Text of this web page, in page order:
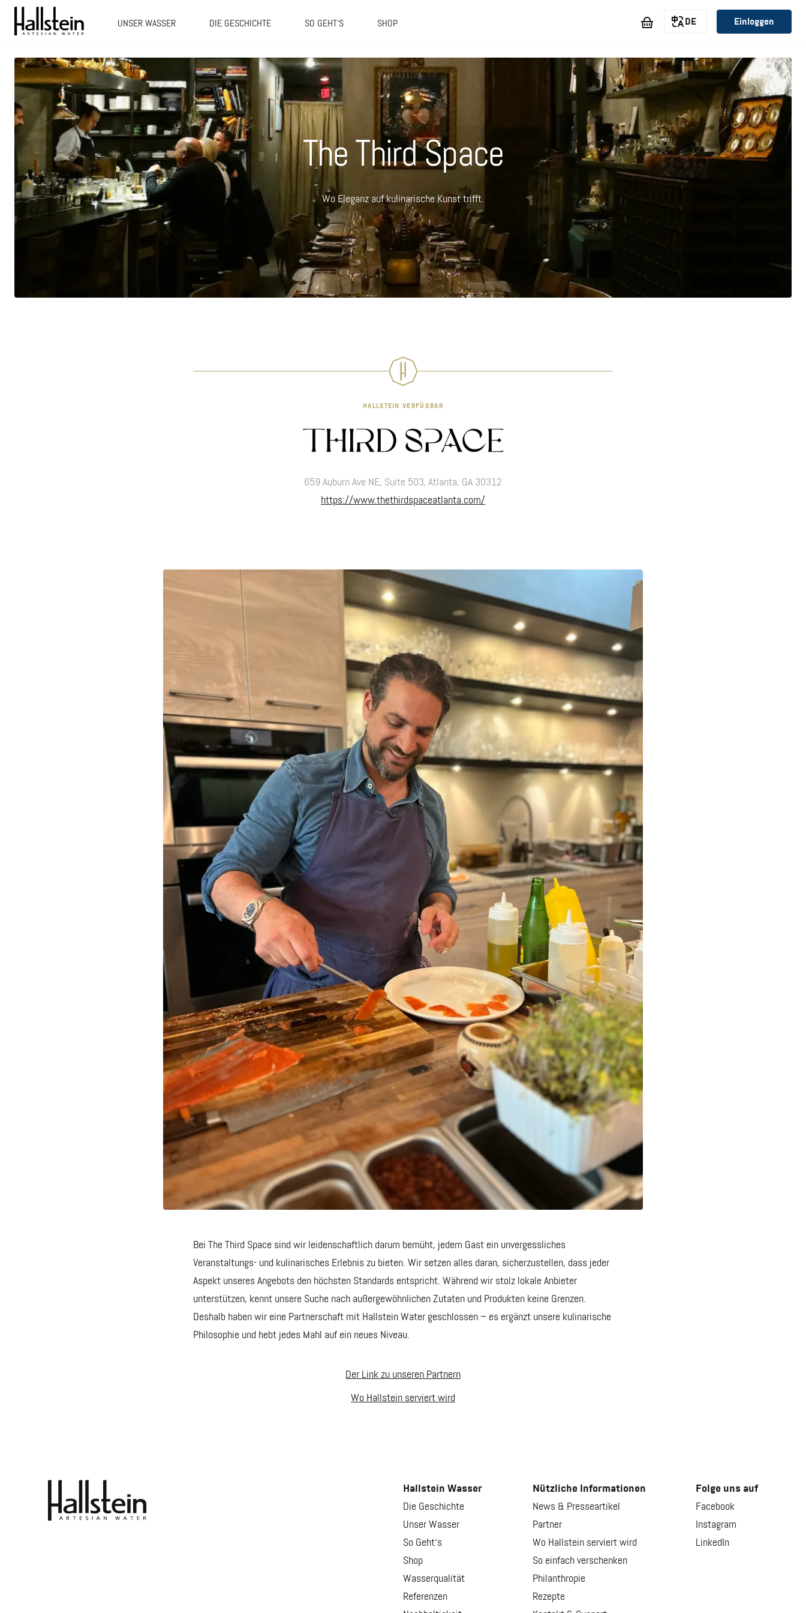
UNSER WASSER DIE GESCHICHTE SO GEHT‘S SHOP DE Einloggen
The Third Space
Wo Eleganz auf kulinarische Kunst trifft.
HALLSTEIN VERFÜGBAR
659 Auburn Ave NE, Suite 503, Atlanta, GA 30312
https://www.thethirdspaceatlanta.com/
Bei The Third Space sind wir leidenschaftlich darum bemüht, jedem Gast ein unvergessliches
Veranstaltungs- und kulinarisches Erlebnis zu bieten. Wir setzen alles daran, sicherzustellen, dass jeder
Aspekt unseres Angebots den höchsten Standards entspricht. Während wir stolz lokale Anbieter
unterstützen, kennt unsere Suche nach außergewöhnlichen Zutaten und Produkten keine Grenzen.
Deshalb haben wir eine Partnerschaft mit Hallstein Water geschlossen – es ergänzt unsere kulinarische
Philosophie und hebt jedes Mahl auf ein neues Niveau.
Der Link zu unseren Partnern
Wo Hallstein serviert wird
Hallstein Wasser
Die Geschichte
Unser Wasser
So Geht‘s
Shop
Wasserqualität
Referenzen
Nützliche Informationen
News & Presseartikel
Partner
Wo Hallstein serviert wird
So einfach verschenken
Philanthropie
Rezepte
Folge uns auf
Facebook
Instagram
LinkedIn